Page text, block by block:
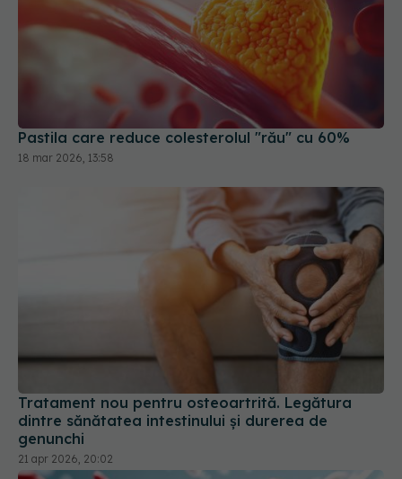
Pastila care reduce colesterolul "rău" cu 60%
18 mar 2026, 13:58
Tratament nou pentru osteoartrită. Legătura
dintre sănătatea intestinului și durerea de
genunchi
21 apr 2026, 20:02